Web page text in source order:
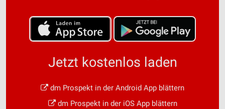
Jetzt kostenlos laden
dm Prospekt in der Android App blättern
dm Prospekt in der iOS App blättern